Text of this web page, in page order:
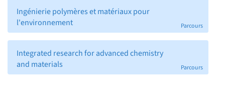
Ingénierie polymères et matériaux pour
l'environnement
Parcours
Integrated research for advanced chemistry
and materials
Parcours